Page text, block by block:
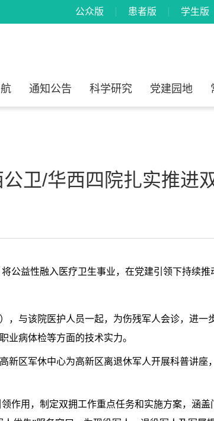
公众版 患者版 学生版
通知公告 科学研究 党建园地
公卫/华西四院扎实推进
公益性融入医疗卫生事业，在党建引领下持续推
，与该院医护人员一起，为伤残军人会诊，进
业病体检等方面的技术实力。
新区军休中心为高新区离退休军人开展科普讲
作用，制定双拥工作重点任务和实施方案，涵